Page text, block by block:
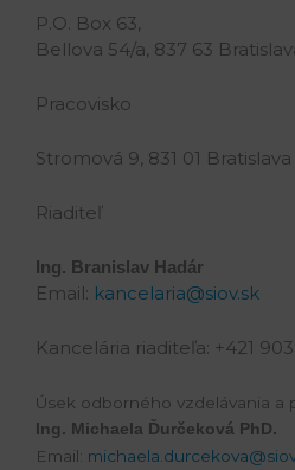
P.O. Box 63,
Bellova 54/a, 837 63
Pracovisko
Stromová 9, 831 01 Bratislava
Riaditeľ
Ing. Branislav Hadár
Email: kancelaria@siov.sk
Kancelária riaditeľa: +421
Úsek odborného vzdelávania a
Ing. Michaela Ďurčeková PhD.
Email: